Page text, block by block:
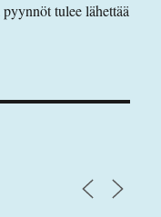
tulee lähettää